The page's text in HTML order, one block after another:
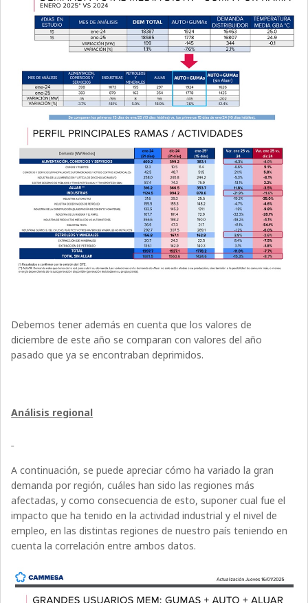
Debemos tener además en cuenta que los valores de
diciembre de este año se comparan con valores del año
pasado que ya se encontraban deprimidos.
Análisis regional
A continuación, se puede apreciar cómo ha variado la gran
demanda por región, cuáles han sido las regiones más
afectadas, y como consecuencia de esto, suponer cual fue el
impacto que ha tenido en la actividad industrial y el nivel de
empleo, en las distintas regiones de nuestro país teniendo en
cuenta la correlación entre ambos datos.